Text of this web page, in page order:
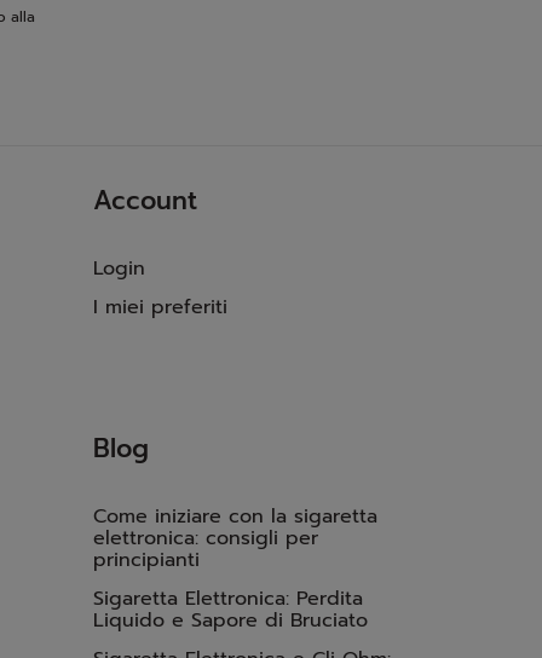
alla
Account
Login
I miei preferiti
Blog
Come iniziare con la sigaretta
elettronica: consigli per
principianti
Sigaretta Elettronica: Perdita
Liquido e Sapore di Bruciato